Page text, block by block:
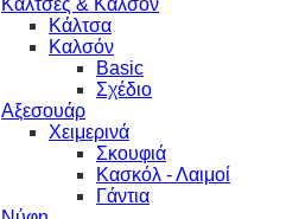
Κάλτσες & Καλσόν
Κάλτσα
Καλσόν
Basic
Σχέδιο
Αξεσουάρ
Χειμερινά
Σκουφιά
Κασκόλ - Λαιμοί
Γάντια